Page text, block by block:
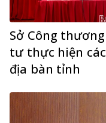
Sở Công
tư thực hiện
địa bàn tỉnh